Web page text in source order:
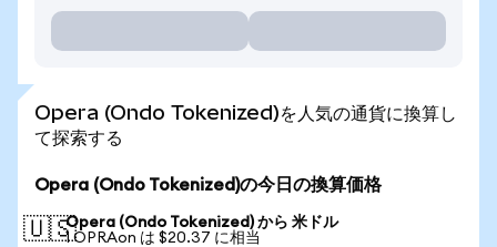
Opera (Ondo Tokenized)を人気の通貨に換算し
て探索する
Opera (Ondo Tokenized)の今日の換算価格
🇺🇸Opera (Ondo Tokenized) から 米ドル
1 OPRAon は $20.37 に相当